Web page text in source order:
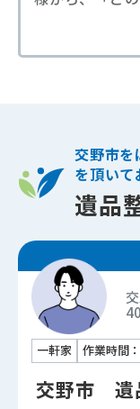
きました。イ
討し、3社に相
さいました。
当社では、遺
み屋敷の片付
しております
から、一軒ま
く対応可能です
「大量の荷物
もりは無料？
くいただきま
積もりを実施
況に応じた最
たします。
交野市
を頂いて
遺品
一軒家 作業時間
交野市 遺